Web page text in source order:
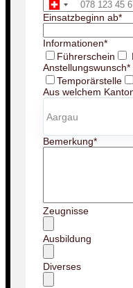
Einsatzbeginn ab*
Informationen*
Führerschein
Anstellungswunsch*
Temporärstelle
Aus welchem
Bemerkung*
Zeugnisse
Ausbildung
Diverses